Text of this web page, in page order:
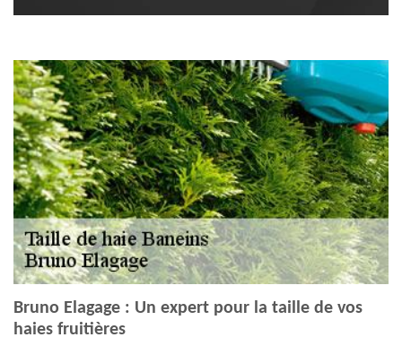
Bruno Elagage : Un expert pour la taille de vos
haies fruitières